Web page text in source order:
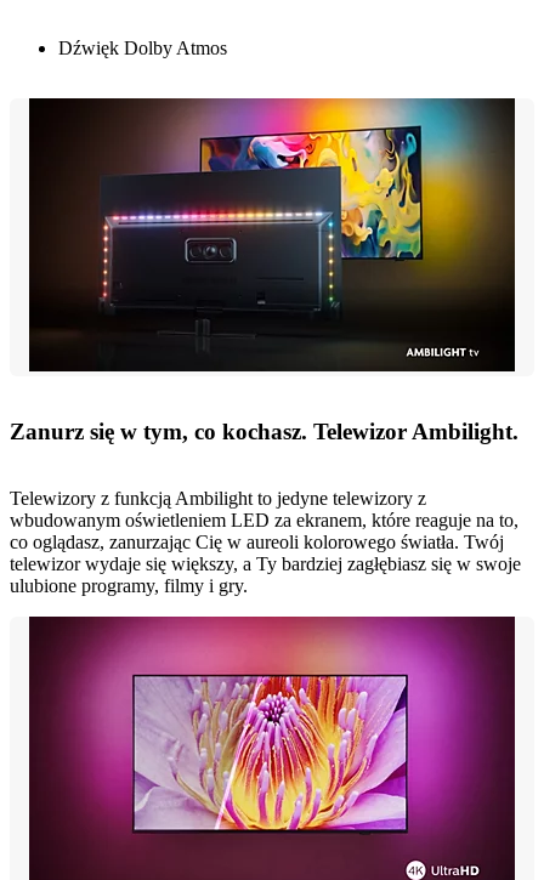
Dźwięk Dolby Atmos
Zanurz się w tym, co kochasz. Telewizor Ambilight.
Telewizory z funkcją Ambilight to jedyne telewizory z
wbudowanym oświetleniem LED za ekranem, które reaguje na to,
co oglądasz, zanurzając Cię w aureoli kolorowego światła. Twój
telewizor wydaje się większy, a Ty bardziej zagłębiasz się w swoje
ulubione programy, filmy i gry.